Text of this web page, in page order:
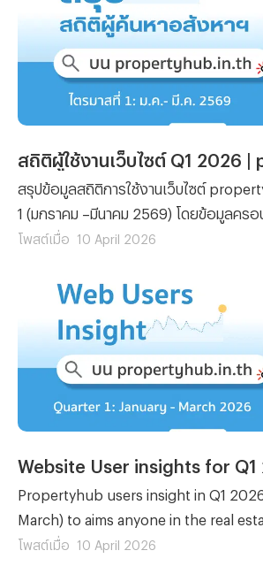
สรุปข้อมูลสถิติการใช้งานเว็บไซต์
1 (มกราคม –มีนาคม 2569) โดยข้อมูลคร
กำลังมองหาเพื่อเช่าหรือซื้อ รวมไปถึงนาย
อสังหาริมทรัพย์ โดยอ้างอิงข้อมูลจากระบ
โพสต์เมื่อ 10 April 2026
Propertyhub users insight in Q1 2026
March) to aims anyone in the real
better understand current users
โพสต์เมื่อ 10 April 2026